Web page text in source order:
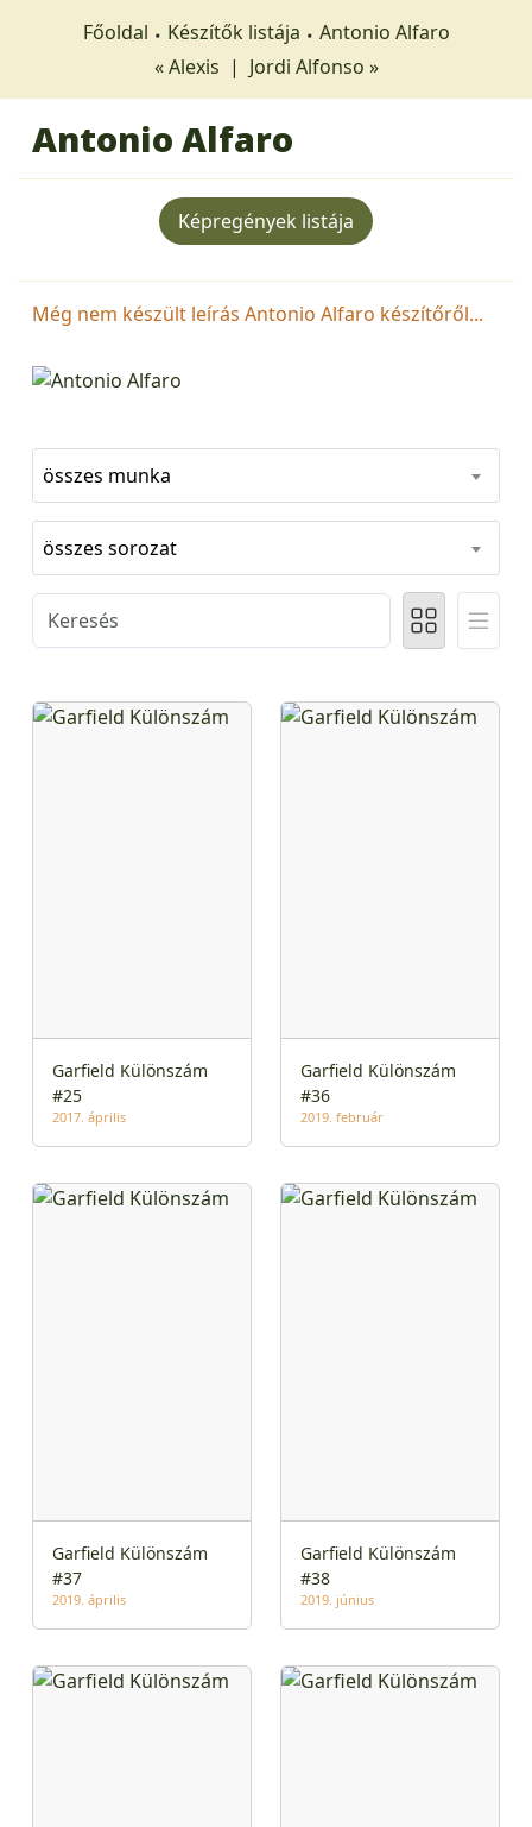
Főoldal Készítők listája
Antonio Alfaro
« Alexis | Jordi Alfonso »
Antonio Alfaro
Képregények listája
Még nem készült leírás Antonio Alfaro készítőről...
összes munka
összes sorozat
Garfield Különszám
#25
2017. április
Garfield Különszám
#36
2019. február
Garfield Különszám
#37
2019. április
Garfield Különszám
#38
2019. június